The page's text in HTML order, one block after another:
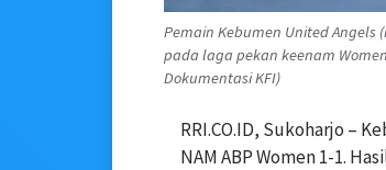
Pemain Kebumen United Angels
pada laga pekan keenam
Dokumentasi KFI)
RRI.CO.ID, Sukoharjo –
NAM ABP Women 1-1.